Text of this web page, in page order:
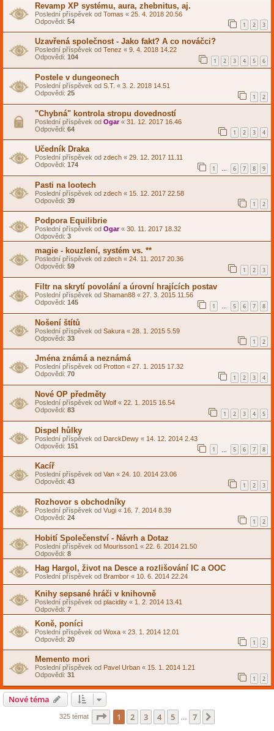
Revamp XP systému, aura, zhebnitus, aj.
Poslední příspěvek od Tomas « 25. 4. 2018 20.56
Odpovědi: 54 1 2 3
Uzavřená společnost - Jako fakt? A co nováčci?
Poslední příspěvek od Tenez « 9. 4. 2018 14.22
Odpovědi: 104 1 2 3 4 5 6
Postele v dungeonech
Poslední příspěvek od S.T. « 3. 2. 2018 14.51
Odpovědi: 25 1 2
"Chybná" kontrola stropu dovedností
Poslední příspěvek od Ogar« 31. 12. 2017 16.46
Odpovědi: 64 1 2 3 4
Učedník Draka
Poslední příspěvek od zdech « 29. 12. 2017 11.11
Odpovědi: 174 1 … 6 7 8 9
Pasti na lootech
Poslední příspěvek od zdech « 15. 12. 2017 22.58
Odpovědi: 39 1 2
Podpora Equilibrie
Poslední příspěvek od Ogar« 30. 11. 2017 18.32
Odpovědi: 3
magie - kouzlení, systém vs. **
Poslední příspěvek od zdech « 24. 11. 2017 20.36
Odpovědi: 59 1 2 3
Filtr na skrytí povolání a úrovní hrajících postav
Poslední příspěvek od Shaman88 « 27. 3. 2015 11.56
Odpovědi: 145 1 … 5 6 7 8
Nošení štítů
Poslední příspěvek od Sakura « 28. 1. 2015 5.59
Odpovědi: 33 1 2
Jména známá a neznámá
Poslední příspěvek od Protton « 27. 1. 2015 17.32
Odpovědi: 70 1 2 3 4
Nové OP předměty
Poslední příspěvek od Wolf « 22. 1. 2015 16.54
Odpovědi: 83 1 2 3 4 5
Dispel hůlky
Poslední příspěvek od DarckDewy « 14. 12. 2014 2.43
Odpovědi: 151 1 5 6 7 8
Kacíř
Poslední příspěvek od Van « 24. 10. 2014 23.06
Odpovědi: 43 1 2 3
Rozhovor s obchodníky
Poslední příspěvek od Vugi « 16. 7. 2014 8.39
Odpovědi: 24 1 2
Hobití Společenství - Návrh a Dotaz
Poslední příspěvek od Mourisson1 « 22. 6. 2014 21.50
Odpovědi: 8
Hag Hargol, život na Desce a rozlišování IC a OOC
Poslední příspěvek od Brambor « 10. 6. 2014 22.24
Knihy sepsané hráči v knihovně
Poslední příspěvek od placidity « 1. 2. 2014 13.41
Odpovědi: 7
Koně, poníci
Poslední příspěvek od Woxa « 23. 1. 2014 12.01
Odpovědi: 20 1 2
Memento mori
Poslední příspěvek od Pavel Urban « 15. 1. 2014 1.21
Odpovědi: 31 1 2
Nové téma
325 témat Stránka z
1 2 3 4 5 7